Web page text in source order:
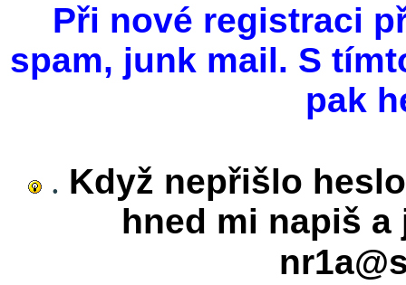
Při nové registraci
spam, junk mail. S
pak
. Když nepřišlo
hned mi napiš